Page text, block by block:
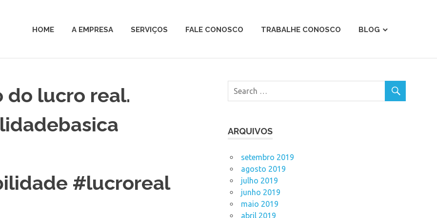
HOME A EMPRESA SERVIÇOS FALE CONOSCO TRABALHE CONOSCO BLOG
do lucro real.
#lucroreal
ARQUIVOS
setembro 2019
agosto 2019
julho 2019
junho 2019
maio 2019
abril 2019